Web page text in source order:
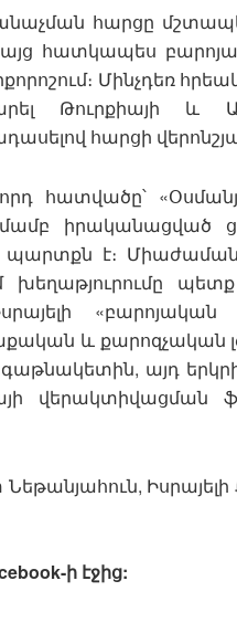
հարցը
հատկապես
Մինչդեռ
Թուրքիայի և
հարցի
հատվածը՝
իրականացված
պարտքն է։
խեղաթյուրումը
և քարոզչական
այդ
վերակտիվացման
Իսրայելի
ի էջից: